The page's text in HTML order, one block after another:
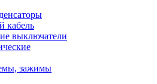
кабель
выключатели
зажимы